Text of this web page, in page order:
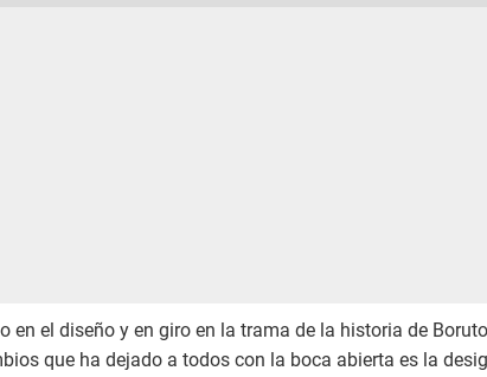
en el diseño y en giro en la trama de la historia de
que ha dejado a todos con la boca abierta es la